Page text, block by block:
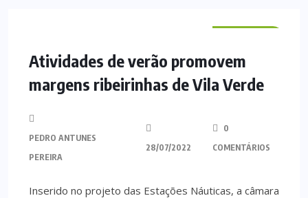
Atividades de verão promovem
margens ribeirinhas de Vila Verde
PEDRO ANTUNES
PEREIRA
28/07/2022
0
COMENTÁRIOS
Inserido no projeto das Estações Náuticas, a câmara